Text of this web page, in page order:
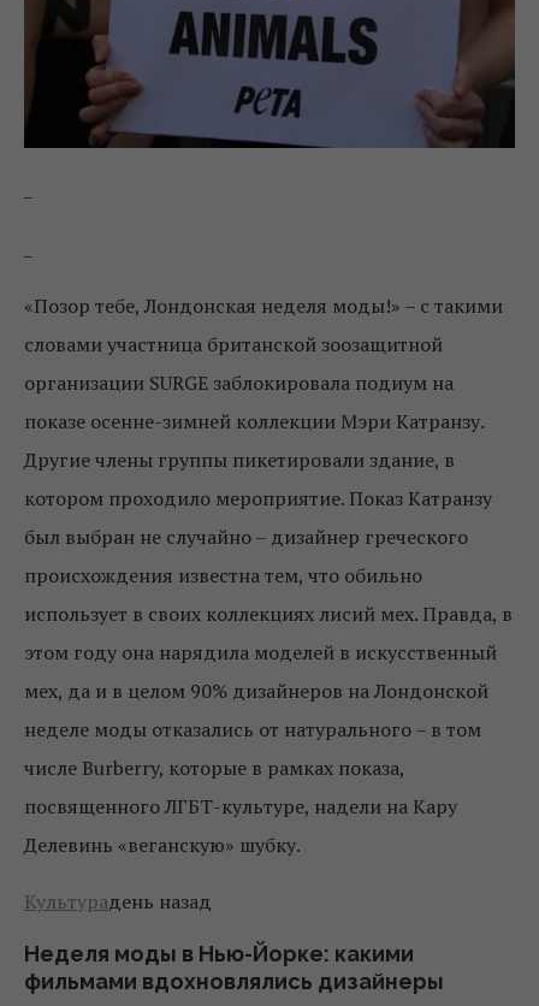
«Позор тебе, Лондонская неделя моды!» – с такими
словами участница британской зоозащитной
организации SURGE заблокировала подиум на
показе осенне-зимней коллекции Мэри Катранзу.
Другие члены группы пикетировали здание, в
котором проходило мероприятие. Показ Катранзу
был выбран не случайно – дизайнер греческого
происхождения известна тем, что обильно
использует в своих коллекциях лисий мех. Правда, в
этом году она нарядила моделей в искусственный
мех, да и в целом 90% дизайнеров на Лондонской
неделе моды отказались от натурального – в том
числе Burberry, которые в рамках показа,
посвященного ЛГБТ-культуре, надели на Кару
Делевинь «веганскую» шубку.
Культурадень назад
Неделя моды в Нью-Йорке: какими
фильмами вдохновлялись дизайнеры